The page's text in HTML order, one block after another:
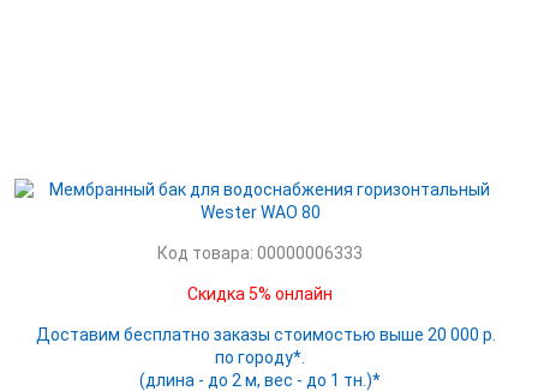
Код товара: 00000006333
Скидка 5% онлайн
Доставим бесплатно заказы стоимостью выше 20 000 р.
по городу*.
(длина - до 2 м, вес - до 1 тн.)*